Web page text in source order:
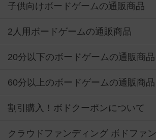
子供向けボードゲームの通販商品
2人用ボードゲームの通販商品
20分以下のボードゲームの通販商品
60分以上のボードゲームの通販商品
割引購入！ボドクーポンについて
クラウドファンディング ボドファン